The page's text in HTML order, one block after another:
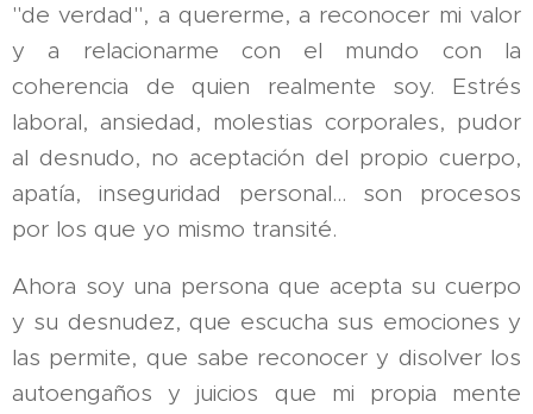
"de verdad", a quererme, a reconocer mi valor
y a relacionarme con el mundo con la
coherencia de quien realmente soy. Estrés
laboral, ansiedad, molestias corporales, pudor
al desnudo, no aceptación del propio cuerpo,
apatía, inseguridad personal... son procesos
por los que yo mismo transité.
Ahora soy una persona que acepta su cuerpo
y su desnudez, que escucha sus emociones y
las permite, que sabe reconocer y disolver los
autoengaños y juicios que mi propia mente